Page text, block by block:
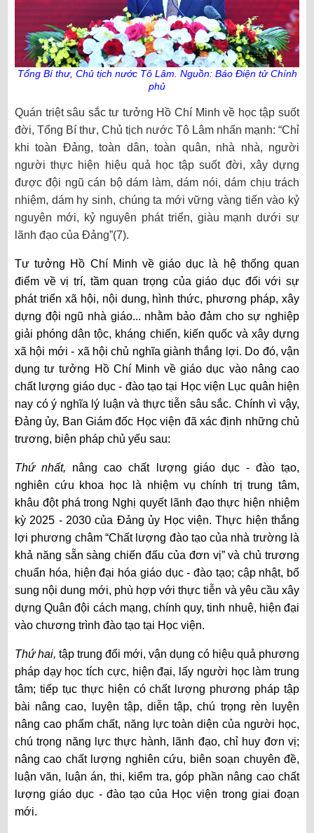
Tổng Bí thư, Chủ tịch nước Tô Lâm. Nguồn: Báo Điện tử Chính
phủ
Quán triệt sâu sắc tư tưởng Hồ Chí Minh về học tập suốt
đời, Tổng Bí thư, Chủ tịch nước Tô Lâm nhấn mạnh: “Chỉ
khi toàn Đảng, toàn dân, toàn quân, nhà nhà, người
người thực hiện hiệu quả học tập suốt đời, xây dựng
được đội ngũ cán bộ dám làm, dám nói, dám chịu trách
nhiệm, dám hy sinh, chúng ta mới vững vàng tiến vào kỷ
nguyên mới, kỷ nguyên phát triển, giàu mạnh dưới sự
lãnh đạo của Đảng”(7).
Tư tưởng Hồ Chí Minh về giáo dục là hệ thống quan
điểm về vị trí, tầm quan trọng của giáo dục đối với sự
phát triển xã hội, nội dung, hình thức, phương pháp, xây
dựng đội ngũ nhà giáo... nhằm bảo đảm cho sự nghiệp
giải phóng dân tộc, kháng chiến, kiến quốc và xây dựng
xã hội mới - xã hội chủ nghĩa giành thắng lợi. Do đó, vận
dụng tư tưởng Hồ Chí Minh về giáo dục vào nâng cao
chất lượng giáo dục - đào tạo tại Học viện Lục quân hiện
nay có ý nghĩa lý luận và thực tiễn sâu sắc. Chính vì vậy,
Đảng ủy, Ban Giám đốc Học viện đã xác định những chủ
trương, biện pháp chủ yếu sau:
Thứ nhất, nâng cao chất lượng giáo dục - đào tạo,
nghiên cứu khoa học là nhiệm vụ chính trị trung tâm,
khâu đột phá trong Nghị quyết lãnh đạo thực hiện nhiệm
kỳ 2025 - 2030 của Đảng ủy Học viện.Thực hiện thắng
lợi phương châm “Chất lượng đào tạo của nhà trường là
khả năng sẵn sàng chiến đấu của đơn vị” và chủ trương
chuẩn hóa, hiện đại hóa giáo dục - đào tạo; cập nhật, bổ
sung nội dung mới, phù hợp với thực tiễn và yêu cầu xây
dựng Quân đội cách mạng, chính quy, tinh nhuệ, hiện đại
vào chương trình đào tạo tại Học viện.
Thứ hai, tập trung đổi mới, vận dụng có hiệu quả phương
pháp dạy học tích cực, hiện đại, lấy người học làm trung
tâm; tiếp tục thực hiện có chất lượng phương pháp tập
bài nâng cao, luyện tập, diễn tập,chú trọng rèn luyện
nâng cao phẩm chất, năng lực toàn diện của người học,
chú trọng năng lực thực hành, lãnh đạo, chỉ huy đơn vị;
nâng cao chất lượng nghiên cứu, biên soạn chuyên đề,
luận văn, luận án, thi, kiểm tra, góp phần nâng cao chất
lượng giáo dục - đào tạo của Học viện trong giai đoạn
mới.